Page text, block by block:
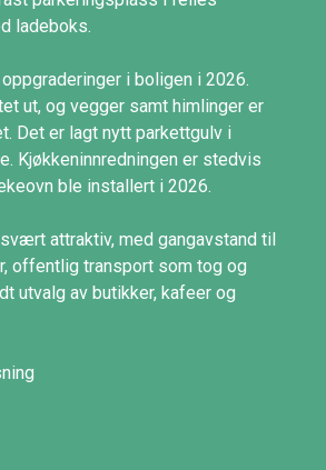
ladeboks.
i boligen i 2026.
ut, og vegger samt himlinger er
Det er lagt nytt parkettgulv i
Kjøkkeninnredningen er stedvis
ble installert i 2026.
attraktiv, med gangavstand til
offentlig transport som tog og
utvalg av butikker, kafeer og